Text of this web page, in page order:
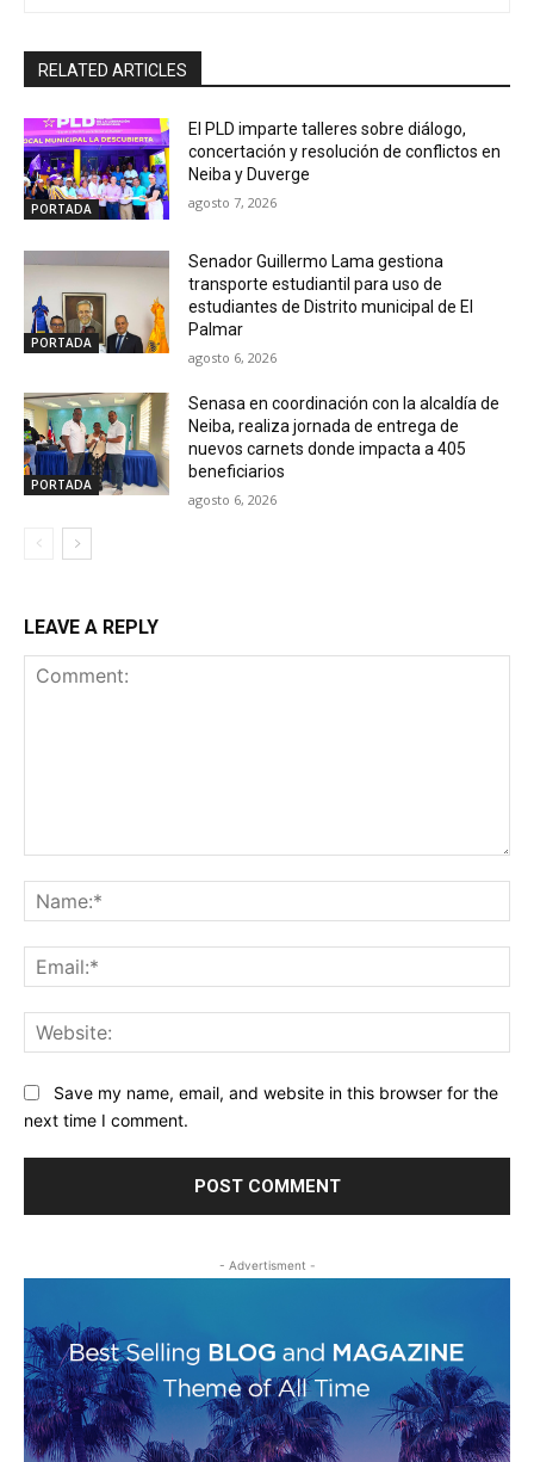
RELATED ARTICLES
PORTADA
El PLD imparte talleres sobre diálogo,
concertación y resolución de conflictos en
Neiba y Duverge
agosto 7, 2026
PORTADA
Senador Guillermo Lama gestiona
transporte estudiantil para uso de
estudiantes de Distrito municipal de El
Palmar
agosto 6, 2026
PORTADA
Senasa en coordinación con la alcaldía de
Neiba, realiza jornada de entrega de
nuevos carnets donde impacta a 405
beneficiarios
agosto 6, 2026
LEAVE A REPLY
Save my name, email, and website in this browser for the
next time I comment.
- Advertisment -